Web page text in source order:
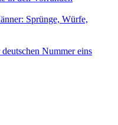
Sprünge, Würfe,
Nummer eins